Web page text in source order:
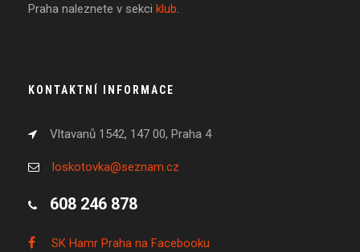
Praha naleznete v sekci klub.
KONTAKTNÍ INFORMACE
Vltavanů 1542, 147 00, Praha 4
loskotovka@seznam.cz
608 246 878
SK Hamr Praha na Facebooku